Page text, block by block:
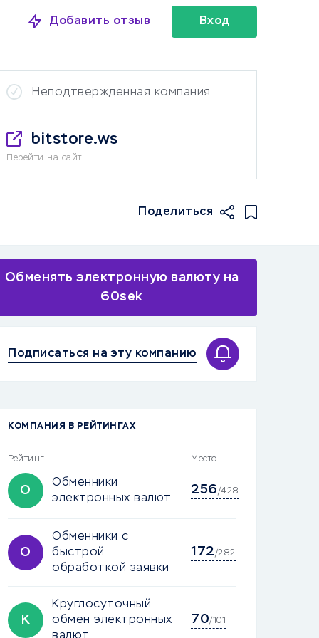
Добавить отзыв Вход
Неподтвержденная компания
bitstore.ws
Перейти на сайт
Поделиться
Обменять электронную валюту на
60sek
Подписаться на эту компанию
КОМПАНИЯ В РЕЙТИНГАХ
Рейтинг Место
О
Обменники
электронных валют
256/428
О
Обменники с
быстрой
обработкой заявки
172/282
К
Круглосуточный
обмен электронных
70/101